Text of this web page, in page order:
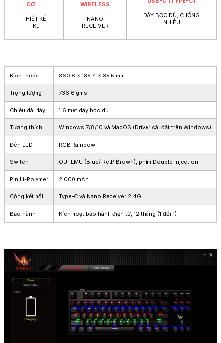
CƠ
THIẾT KẾ
TKL
WIRELESS
NANO
RECEIVER
DÂY BỌC DÙ, CHỐNG
NHIỄU
Kích thước 360.6 x 135.4 x 35.5 mm
Trọng lượng 736.6 gms
Chiều dài dây 1.6 mét dây bọc dù
Tương thích Windows 7/8/10 và MacOS (Driver cài đặt trên Windows)
Đèn LED RGB Rainbow
Switch OUTEMU (Blue/ Red/ Brown), phím Double Injection
Pin Li-Polymer 2.000 mAh
Cổng kết nốI Type-C và Nano Receiver 2.4G
Bảo hành Kích hoạt bảo hành điện tử, 12 tháng (1 đổi 1)